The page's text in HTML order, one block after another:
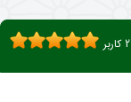
2 کاربر